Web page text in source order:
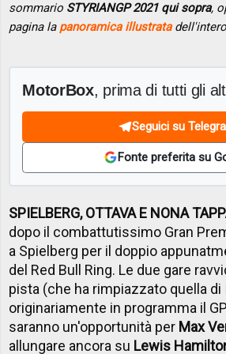
sommario STYRIANGP 2021 qui sopra,
pagina la panoramica illustrata
MotorBox, prima di tutti gli
Seguici su
Fonte preferita su
SPIELBERG, OTTAVA E NONA
dopo il combattutissimo Gran
a Spielberg per il doppio
del Red Bull Ring. Le due gare
pista (che ha rimpiazzato quella
originariamente in programma il
saranno un'opportunità per Max
allungare ancora su Lewis